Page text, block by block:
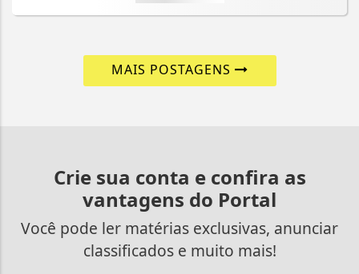
MAIS POSTAGENS
Crie sua conta e confira as
vantagens do Portal
Você pode ler matérias exclusivas, anunciar
classificados e muito mais!